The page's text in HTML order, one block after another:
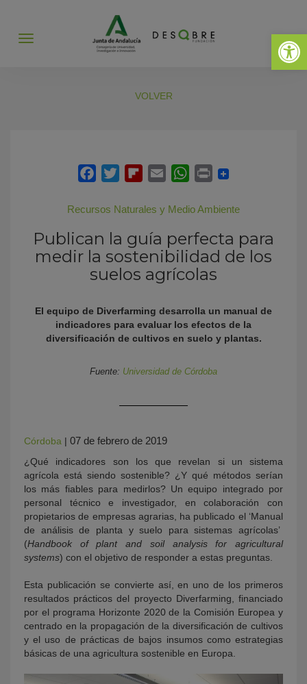
Abrir
Abrir
VOLVER
Recursos Naturales y Medio Ambiente
Publican la guía perfecta para
medir la sostenibilidad de los
suelos agrícolas
El equipo de Diverfarming desarrolla un manual de
indicadores para evaluar los efectos de la
diversificación de cultivos en suelo y plantas.
Fuente: Universidad de Córdoba
Córdoba | 07 de febrero de 2019
¿Qué indicadores son los que revelan si un sistema
agrícola está siendo sostenible? ¿Y qué métodos serían
los más fiables para medirlos? Un equipo integrado por
personal técnico e investigador, en colaboración con
propietarios de empresas agrarias, ha publicado el ‘Manual
de análisis de planta y suelo para sistemas agrícolas’
(Handbook of plant and soil analysis for agricultural
systems) con el objetivo de responder a estas preguntas.
Esta publicación se convierte así, en uno de los primeros
resultados prácticos del proyecto Diverfarming, financiado
por el programa Horizonte 2020 de la Comisión Europea y
centrado en la propagación de la diversificación de cultivos
y el uso de prácticas de bajos insumos como estrategias
básicas de una agricultura sostenible en Europa.